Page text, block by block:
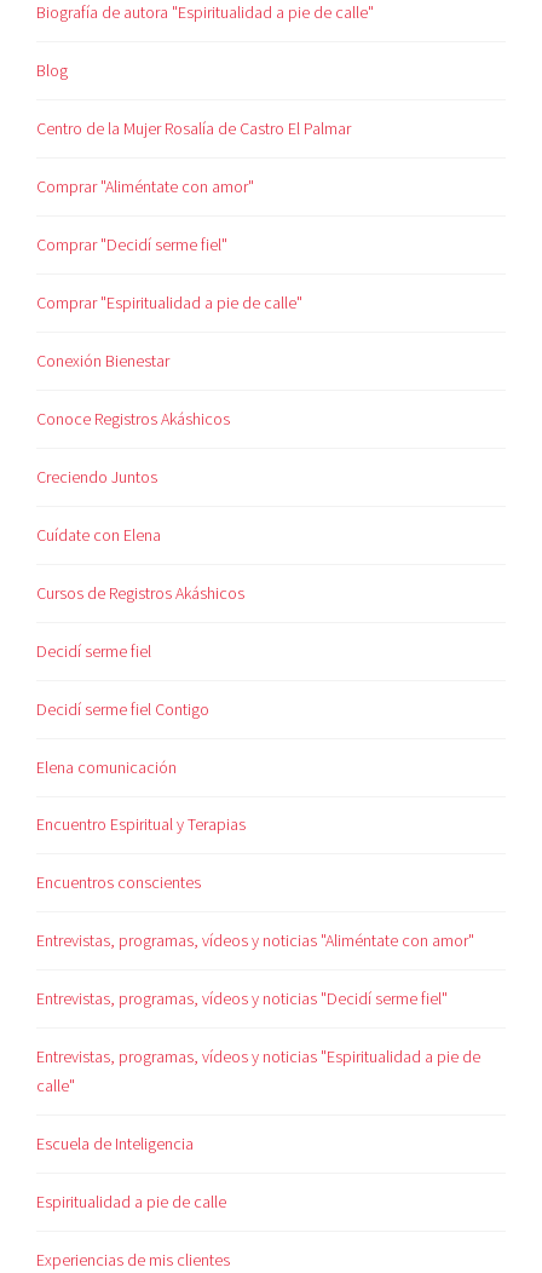
Biografía de autora "Espiritualidad a pie de calle"
Blog
Centro de la Mujer Rosalía de Castro El Palmar
Comprar "Aliméntate con amor"
Comprar "Decidí serme fiel"
Comprar "Espiritualidad a pie de calle"
Conexión Bienestar
Conoce Registros Akáshicos
Creciendo Juntos
Cuídate con Elena
Cursos de Registros Akáshicos
Decidí serme fiel
Decidí serme fiel Contigo
Elena comunicación
Encuentro Espiritual y Terapias
Encuentros conscientes
Entrevistas, programas, vídeos y noticias "Aliméntate con amor"
Entrevistas, programas, vídeos y noticias "Decidí serme fiel"
Entrevistas, programas, vídeos y noticias "Espiritualidad a pie de
calle"
Escuela de Inteligencia
Espiritualidad a pie de calle
Experiencias de mis clientes